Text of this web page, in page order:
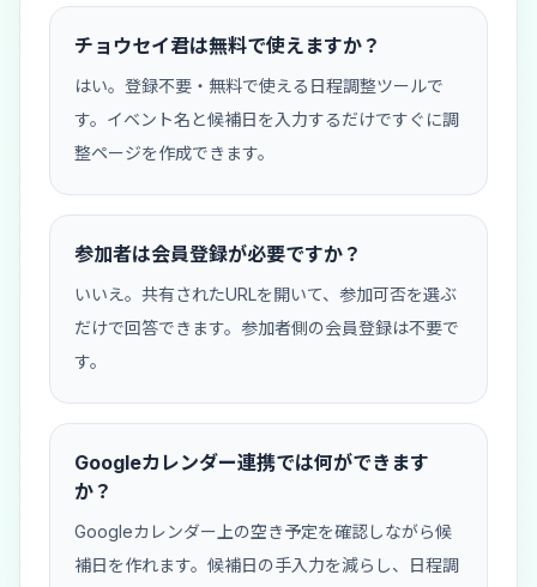
チョウセイ君は無料で使えますか？
はい。登録不要・無料で使える日程調整ツールで
す。イベント名と候補日を入力するだけですぐに調
整ページを作成できます。
参加者は会員登録が必要ですか？
いいえ。共有されたURLを開いて、参加可否を選ぶ
だけで回答できます。参加者側の会員登録は不要で
す。
Googleカレンダー連携では何ができます
か？
Googleカレンダー上の空き予定を確認しながら候
補日を作れます。候補日の手入力を減らし、日程調